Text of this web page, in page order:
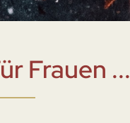
Frauen ...